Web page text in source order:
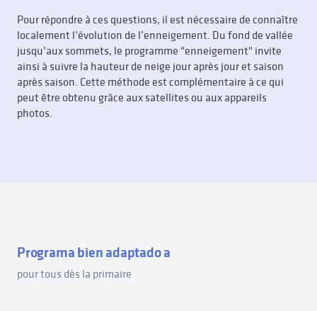
Pour répondre à ces questions, il est nécessaire de connaître
localement l’évolution de l’enneigement. Du fond de vallée
jusqu’aux sommets, le programme "enneigement" invite
ainsi à suivre la hauteur de neige jour après jour et saison
après saison. Cette méthode est complémentaire à ce qui
peut être obtenu grâce aux satellites ou aux appareils
photos.
Programa bien adaptado a
pour tous dès la primaire